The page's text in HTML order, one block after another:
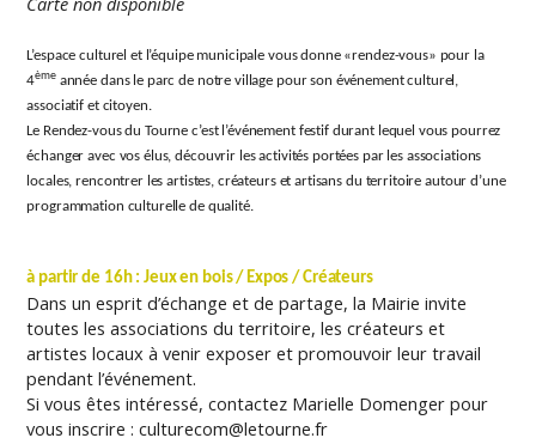
L’espace culturel et l’équipe municipale vous donne «rendez-vous» pour la
4èmeannée dans le parc de notre village pour son événement culturel,
associatif et citoyen.
Le Rendez-vous du Tourne c’est l’événement festif durant lequel vous pourrez
échanger avec vos élus, découvrir les activités portées par les associations
locales, rencontrer les artistes, créateurs et artisans du territoire autour d’une
programmation culturelle de qualité.
à partir de 16h : Jeux en bois / Expos / Créateurs
Dans un esprit d’échange et de partage, la Mairie invite
toutes lesassociations du territoire, les créateurs et
artistes locaux à venir exposer etpromouvoir leur travail
pendant l’événement.
Si vous êtes intéressé, contactez Marielle Domenger pour
vous inscrire : culturecom@letourne.fr